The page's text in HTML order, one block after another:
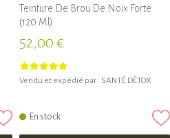
Teinture De Brou De Noix Forte
(120 Ml)
52,00 €
Vendu et expédié par : SANTÉ DÉTOX
En stock